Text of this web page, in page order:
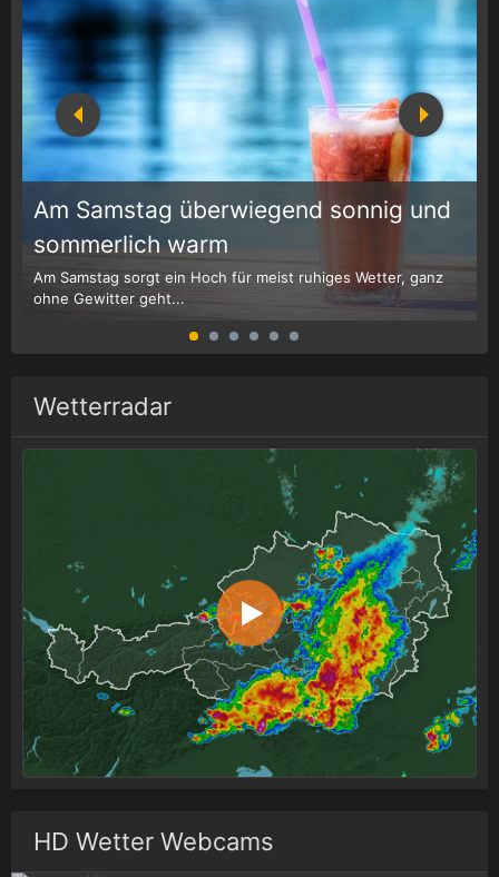
Am Samstag überwiegend sonnig und
sommerlich warm
Am Samstag sorgt ein Hoch für meist ruhiges Wetter, ganz
ohne Gewitter geht...
Wetterradar
HD Wetter Webcams